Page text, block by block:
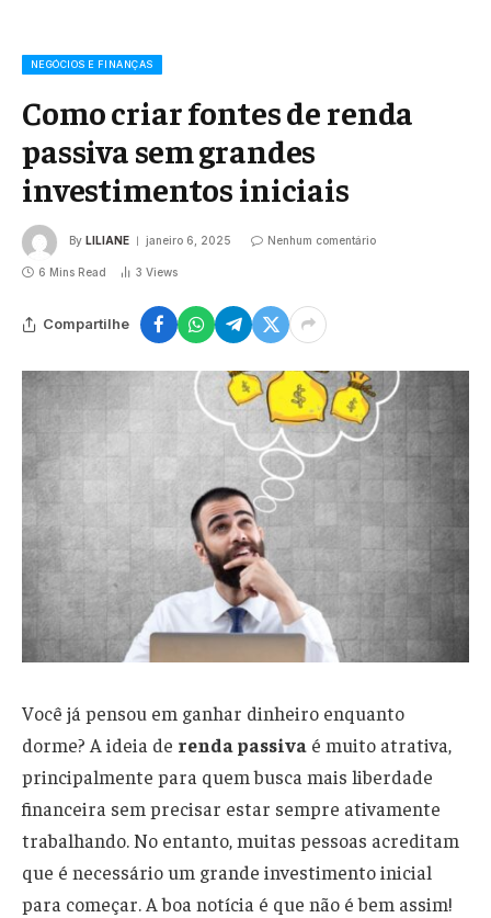
NEGÓCIOS E FINANÇAS
Como criar fontes de renda
passiva sem grandes
investimentos iniciais
By LILIANE janeiro 6, 2025 Nenhum comentário
6 Mins Read 3 Views
Compartilhe
Você já pensou em ganhar dinheiro enquanto
dorme? A ideia de renda passiva é muito atrativa,
principalmente para quem busca mais liberdade
financeira sem precisar estar sempre ativamente
trabalhando. No entanto, muitas pessoas acreditam
que é necessário um grande investimento inicial
para começar. A boa notícia é que não é bem assim!